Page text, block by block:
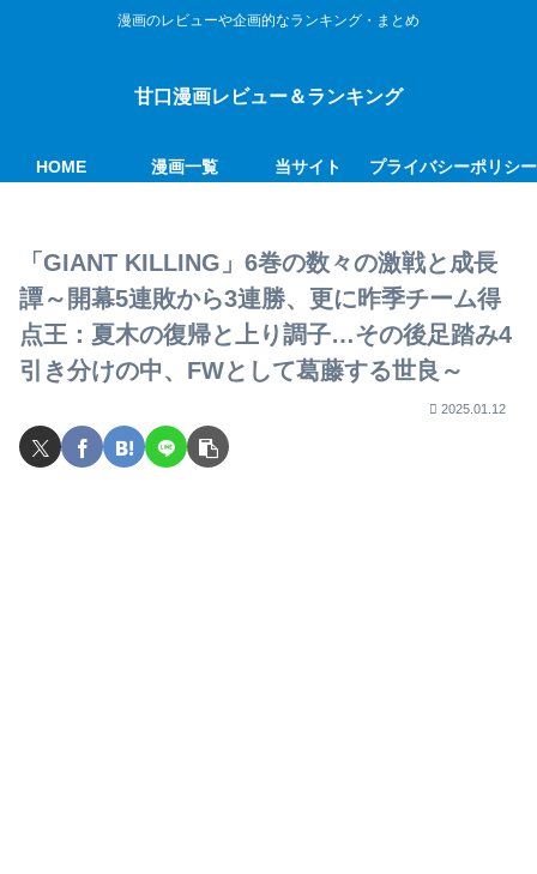
漫画のレビューや企画的なランキング・まとめ
甘口漫画レビュー＆ランキング
HOME 漫画一覧 当サイト プライバシーポリシー
「GIANT KILLING」6巻の数々の激戦と成長
譚～開幕5連敗から3連勝、更に昨季チーム得
点王：夏木の復帰と上り調子…その後足踏み4
引き分けの中、FWとして葛藤する世良～
2025.01.12